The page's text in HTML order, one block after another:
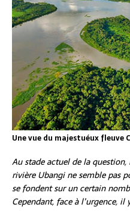
Une vue du majestuéux fleuve
Au stade actuel de la
rivière Ubangi ne semble pas
se fondent sur un certain
Cependant, face à l’urgence,